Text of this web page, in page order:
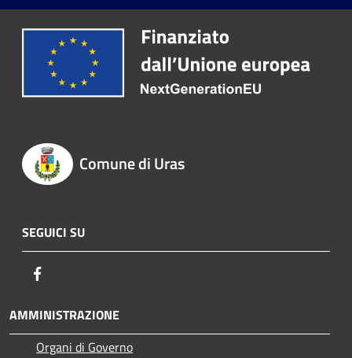
Comune di Uras
SEGUICI SU
AMMINISTRAZIONE
Organi di Governo